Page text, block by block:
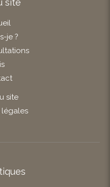
site
je ?
site
légales